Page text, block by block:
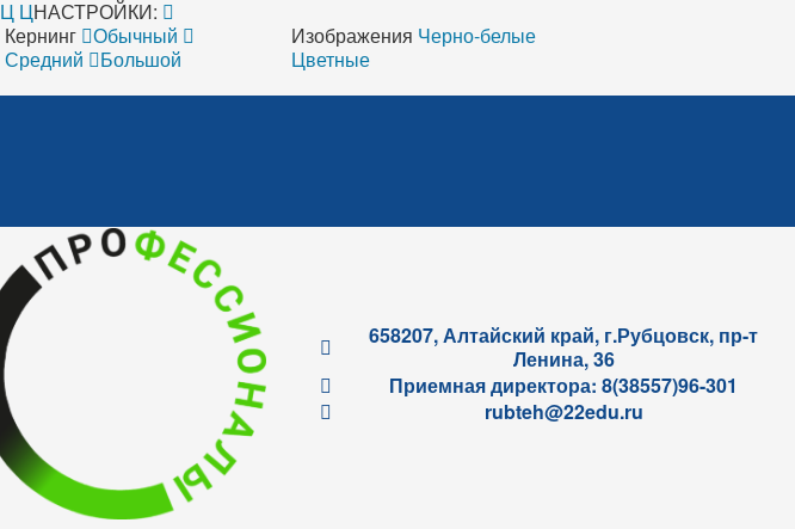
Ц ЦНАСТРОЙКИ:
Кернинг
Обычный
Средний
Большой
Изображения Черно-белые
Цветные
658207, Алтайский край, г.Рубцовск, пр-т
Ленина, 36
Приемная директора: 8(38557)96-301
rubteh@22edu.ru